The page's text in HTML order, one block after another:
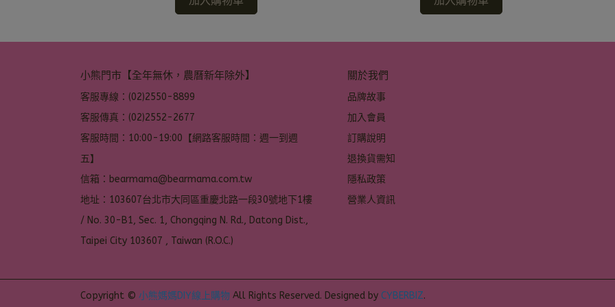
小熊門市【全年無休，農曆新年除外】
客服專線：(02)2550-8899
客服傳真：(02)2552-2677
客服時間：10:00-19:00【網路客服時間：週一到週
五】
信箱：bearmama@bearmama.com.tw
地址：103607台北市大同區重慶北路一段30號地下1樓
/ No. 30-B1, Sec. 1, Chongqing N. Rd., Datong Dist.,
Taipei City 103607 , Taiwan (R.O.C.)
關於我們
品牌故事
加入會員
訂購說明
退換貨需知
隱私政策
營業人資訊
Copyright © 小熊媽媽DIY線上購物 All Rights Reserved. Designed by CYBERBIZ.